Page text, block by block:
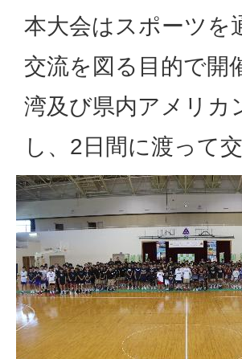
本大会はスポーツを
交流を図る目的で開
湾及び県内アメリカ
し、2日間に渡って